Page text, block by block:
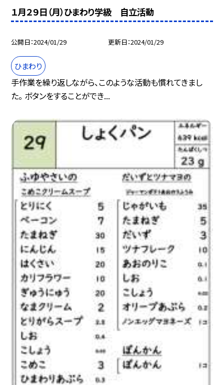
１月２９日（月）ひまわり学級 自立活動
公開日 2024/01/29 更新日 2024/01/29
ひまわり
手作業を繰り返しながら、このような活動も慣れてきまし
た。 ボタンをすることができ...